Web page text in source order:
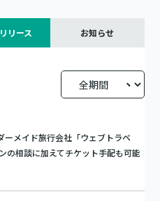
リース お知らせ
ーメイド旅行会社「ウェブトラベ
の相談に加えてチケット手配も可能